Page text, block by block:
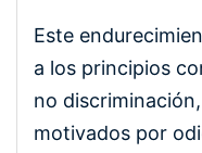
Este
a los principios
no
motivados por